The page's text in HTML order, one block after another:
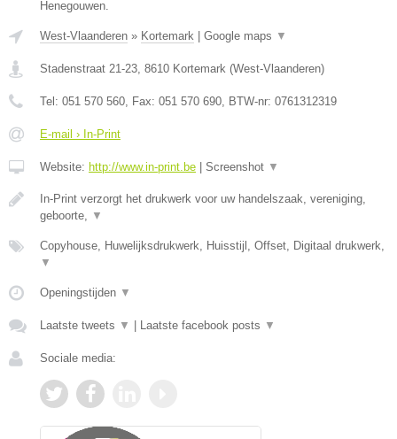
Henegouwen.
West-Vlaanderen » Kortemark | Google maps ▼
Stadenstraat 21-23 8610 Kortemark (West-Vlaanderen)
Tel: 051 570 560 , Fax: 051 570 690 , BTW-nr: 0761312319
E-mail › In-Print
Website: http://www.in-print.be | Screenshot ▼
In-Print verzorgt het drukwerk voor uw handelszaak, vereniging,
geboorte,
▼
Copyhouse, Huwelijksdrukwerk, Huisstijl, Offset, Digitaal drukwerk,
▼
Openingstijden ▼
Laatste tweets ▼ | Laatste facebook posts ▼
Sociale media: